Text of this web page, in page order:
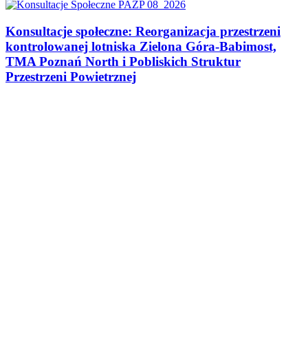
Konsultacje społeczne: Reorganizacja przestrzeni
kontrolowanej lotniska Zielona Góra-Babimost,
TMA Poznań North i Pobliskich Struktur
Przestrzeni Powietrznej